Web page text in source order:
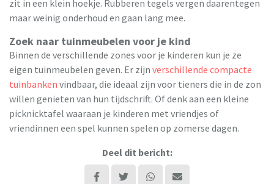
zit in een klein hoekje. Rubberen tegels vergen daarentegen
maar weinig onderhoud en gaan lang mee.
Zoek naar tuinmeubelen voor je kind
Binnen de verschillende zones voor je kinderen kun je ze
eigen tuinmeubelen geven. Er zijn verschillende compacte
tuinbanken vindbaar, die ideaal zijn voor tieners die in de zon
willen genieten van hun tijdschrift. Of denk aan een kleine
picknicktafel waaraan je kinderen met vriendjes of
vriendinnen een spel kunnen spelen op zomerse dagen.
Deel dit bericht: